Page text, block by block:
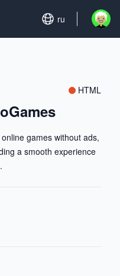
Set language
ru Open
HTML
games without ads,
a smooth experience